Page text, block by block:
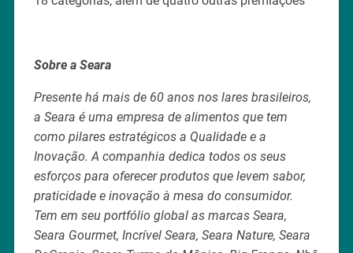
Sobre a Seara
Presente há mais de 60 anos nos lares brasileiros,
a Seara é uma empresa de alimentos que tem
como pilares estratégicos a Qualidade e a
Inovação. A companhia dedica todos os seus
esforços para oferecer produtos que levem sabor,
praticidade e inovação à mesa do consumidor.
Tem em seu portfólio global as marcas Seara,
Seara Gourmet, Incrível Seara, Seara Nature, Seara